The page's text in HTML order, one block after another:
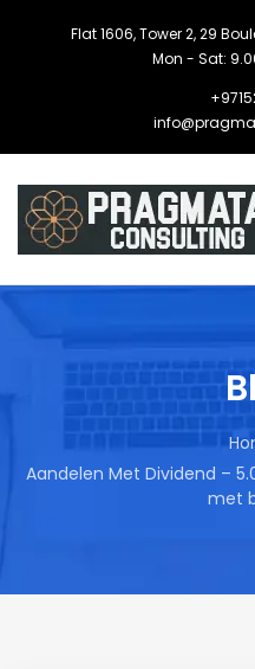
Flat 1606, Tower 2, 29
Mon - Sat:
Aandelen Met Dividend –
met